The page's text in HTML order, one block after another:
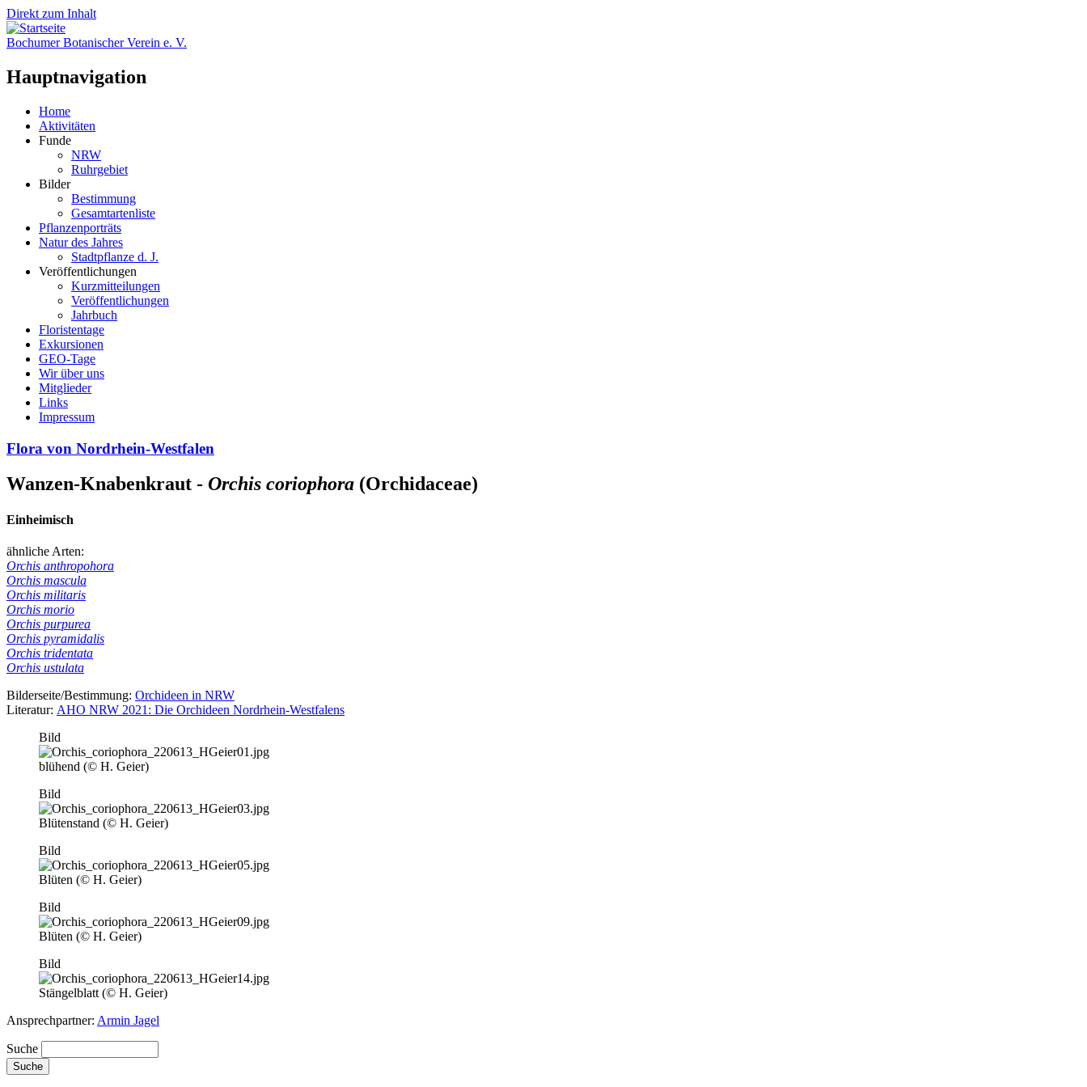
Direkt zum Inhalt
Bochumer Botanischer Verein e. V.
Hauptnavigation
Home
Aktivitäten
Funde
NRW
Ruhrgebiet
Bilder
Bestimmung
Gesamtartenliste
Pflanzenporträts
Natur des Jahres
Stadtpflanze d. J.
Veröffentlichungen
Kurzmitteilungen
Veröffentlichungen
Jahrbuch
Floristentage
Exkursionen
GEO-Tage
Wir über uns
Mitglieder
Links
Impressum
Flora von Nordrhein-Westfalen
Wanzen-Knabenkraut - Orchis coriophora (Orchidaceae)
Einheimisch
ähnliche Arten:
Orchis anthropohora
Orchis mascula
Orchis militaris
Orchis morio
Orchis purpurea
Orchis pyramidalis
Orchis tridentata
Orchis ustulata
Bilderseite/Bestimmung: Orchideen in NRW
Literatur: AHO NRW 2021: Die Orchideen Nordrhein-Westfalens
Bild
blühend (© H. Geier)
Bild
Blütenstand (© H. Geier)
Bild
Blüten (© H. Geier)
Bild
Blüten (© H. Geier)
Bild
Stängelblatt (© H. Geier)
Ansprechpartner: Armin Jagel
Suche